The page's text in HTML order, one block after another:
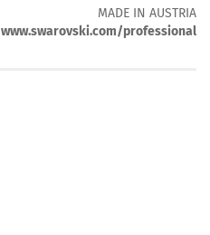
MADE IN AUSTRIA
www.swarovski.com/professional